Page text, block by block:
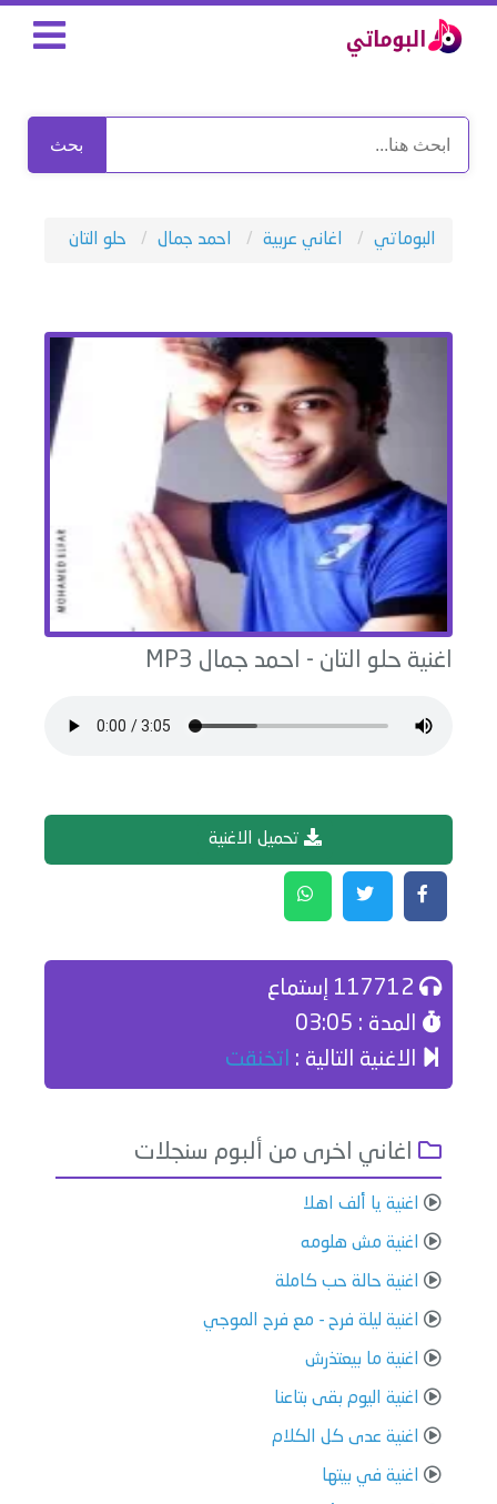
بحث
البوماتي اغاني عربية احمد جمال حلو التان
اغنية حلو التان - احمد جمال
تحميل الاغنية
المدة : 03:05
الاغنية التالية : اتخنقت
اغاني اخرى من ألبوم سنجلات
اغنية يا ألف اهلا
اغنية مش هلومه
اغنية حالة حب كاملة
اغنية ليلة فرح - مع فرح الموجي
اغنية ما بيعتذرش
اغنية اليوم بقى بتاعنا
اغنية عدى كل الكلام
اغنية في بيتها